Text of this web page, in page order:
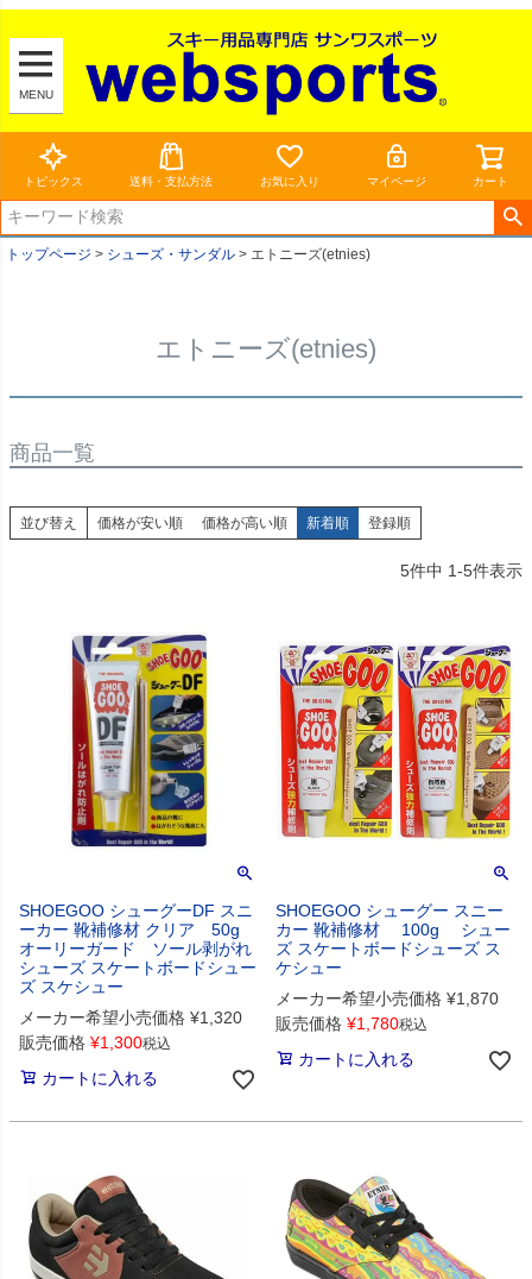
MENU
トピックス 送料・支払方法 お気に入り マイページ カート
トップページ シューズ・サンダル エトニーズ(etnies)
エトニーズ(etnies)
商品一覧
並び替え 価格が安い順 価格が高い順 新着順 登録順
5件中 1-5件表示
SHOEGOO シューグーDF スニ
ーカー 靴補修材 クリア 50g
オーリーガード ソール剥がれ
シューズ スケートボードシュー
ズ スケシュー
メーカー希望小売価格 ¥1,320
販売価格 ¥1,300税込
カートに入れる
SHOEGOO シューグー スニー
カー 靴補修材 100g シュー
ズ スケートボードシューズ ス
ケシュー
メーカー希望小売価格 ¥1,870
販売価格 ¥1,780税込
カートに入れる